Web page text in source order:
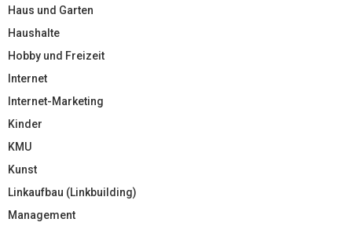
Haus und Garten
Haushalte
Hobby und Freizeit
Internet
Internet-Marketing
Kinder
KMU
Kunst
Linkaufbau (Linkbuilding)
Management